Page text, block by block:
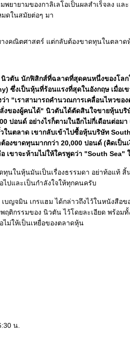
ยายามของกาลิเลโอเป็นผลสำเร็จลง และ
ดในสมัยต่อๆ มา
างคณิตศาสตร์ แต่กลับต้องขาดทุนในตลา
วตัน นักฟิสิกส์ที่ฉลาดที่สุดคนหนึ่งของโล
ซึ่งเป็นหุ้นที่ร้อนแรงที่สุดในอังกฤษ เมื่อเ
า "เราสามารถคำนวณการเคลื่อนไหวของ
งของผู้คนได้" นิวตันได้ตัดสินใจขายหุ้นบริ
ปอนด์ อย่างไรก็ตามในอีกไม่กี่เดือนต่อม
นตลาด เขากลับเข้าไปซื้อหุ้นบริษัท
องขาดทุนมากกว่า 20,000 ปอนด์ (คิดเป็น
เขาจะห้ามไม่ให้ใครพูดว่า "South Sea"
นในหุ้นมันเป็นเรื่องธรรมดา อย่าท้อแท้ สิ้
ไปและเป็นกำลังใจให้ทุกคนครับ
บญจมิน เกรแฮม ได้กล่าวถึงไว้ในหนังสือข
ฤติกรรมของ นิวตัน ไว้โดยละเอียด พร้อมทั้
ม่ให้เป็นเหยื่อของตลาดหุ้น
น.